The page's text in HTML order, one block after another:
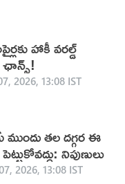
హాకీ వరల్డ్
2026, 13:08 IST
తల దగ్గర ఈ
పెట్టుకోవద్దు: నిపుణులు
2026, 13:08 IST